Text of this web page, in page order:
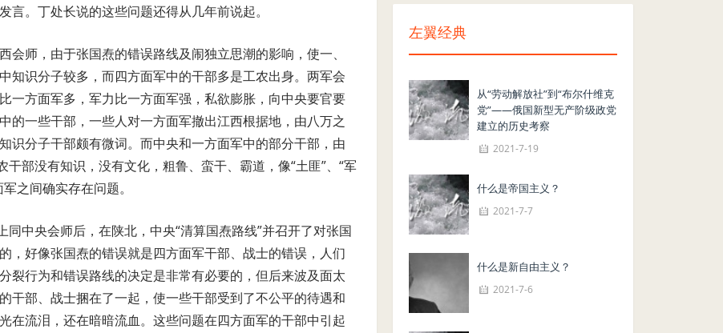
。丁处长说的这些问题还得从几年前说起。
会师，由于张国焘的错误路线及闹独立思潮的影响，使一、
知识分子较多，而四方面军中的干部多是工农出身。两军会
一方面军多，军力比一方面军强，私欲膨胀，向中央要官要
的一些干部，一些人对一方面军撤出江西根据地，由八万之
识分子干部颇有微词。而中央和一方面军中的部分干部，由
部没有知识，没有文化，粗鲁、蛮干、霸道，像“土匪”、“军
之间确实存在问题。
同中央会师后，在陕北，中央“清算国焘路线”并召开了对张国
，好像张国焘的错误就是四方面军干部、战士的错误，人们
裂行为和错误路线的决定是非常有必要的，但后来波及面太
干部、战士捆在了一起，使一些干部受到了不公平的待遇和
在流泪，还在暗暗流血。这些问题在四方面军的干部中引起
左翼经典
从“劳动解放社”到“布尔什维克
党”——俄国新型无产阶级政党
建立的历史考察
2021-7-19
什么是帝国主义？
2021-7-7
什么是新自由主义？
2021-7-6